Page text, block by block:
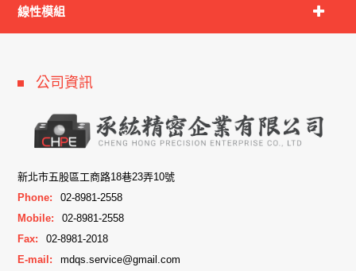
線性模組
公司資訊
新北市五股區工商路18巷23弄10號
Phone:
02-8981-2558
Mobile:
02-8981-2558
Fax:
02-8981-2018
E-mail:
mdqs.service@gmail.com